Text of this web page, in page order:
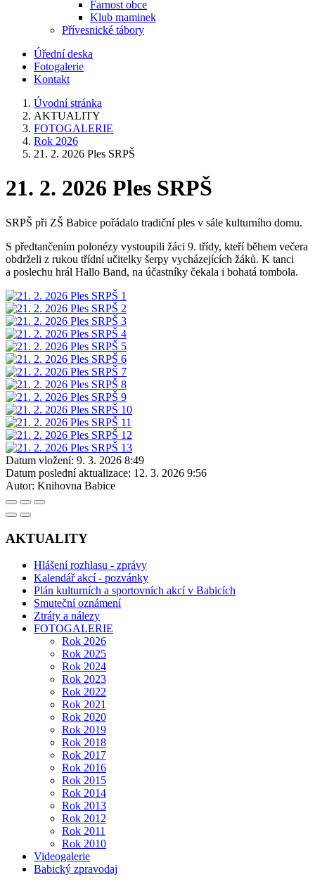
Farnost obce
Klub maminek
Přívesnické tábory
Úřední deska
Fotogalerie
Kontakt
Úvodní stránka
AKTUALITY
FOTOGALERIE
Rok 2026
21. 2. 2026 Ples SRPŠ
21. 2. 2026 Ples SRPŠ
SRPŠ při ZŠ Babice pořádalo tradiční ples v sále kulturního domu.
S předtančením polonézy vystoupili žáci 9. třídy, kteří během večera
obdrželi z rukou třídní učitelky šerpy vycházejících žáků. K tanci
a poslechu hrál Hallo Band, na účastníky čekala i bohatá tombola.
Datum vložení: 9. 3. 2026 8:49
Datum poslední aktualizace: 12. 3. 2026 9:56
Autor: Knihovna Babice
AKTUALITY
Hlášení rozhlasu - zprávy
Kalendář akcí - pozvánky
Plán kulturních a sportovních akcí v Babicích
Smuteční oznámení
Ztráty a nálezy
FOTOGALERIE
Rok 2026
Rok 2025
Rok 2024
Rok 2023
Rok 2022
Rok 2021
Rok 2020
Rok 2019
Rok 2018
Rok 2017
Rok 2016
Rok 2015
Rok 2014
Rok 2013
Rok 2012
Rok 2011
Rok 2010
Videogalerie
Babický zpravodaj